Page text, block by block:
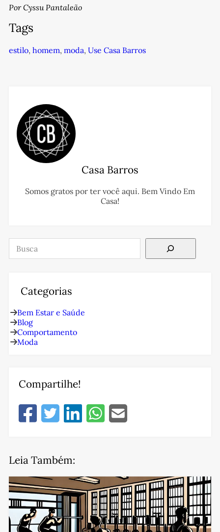
Por Cyssu Pantaleão
Tags
estilo, homem, moda, Use Casa Barros
Casa Barros
Somos gratos por ter você aqui. Bem Vindo Em
Casa!
Pesquisar
Categorias
Bem Estar e Saúde
Blog
Comportamento
Moda
Compartilhe!
Leia Também: